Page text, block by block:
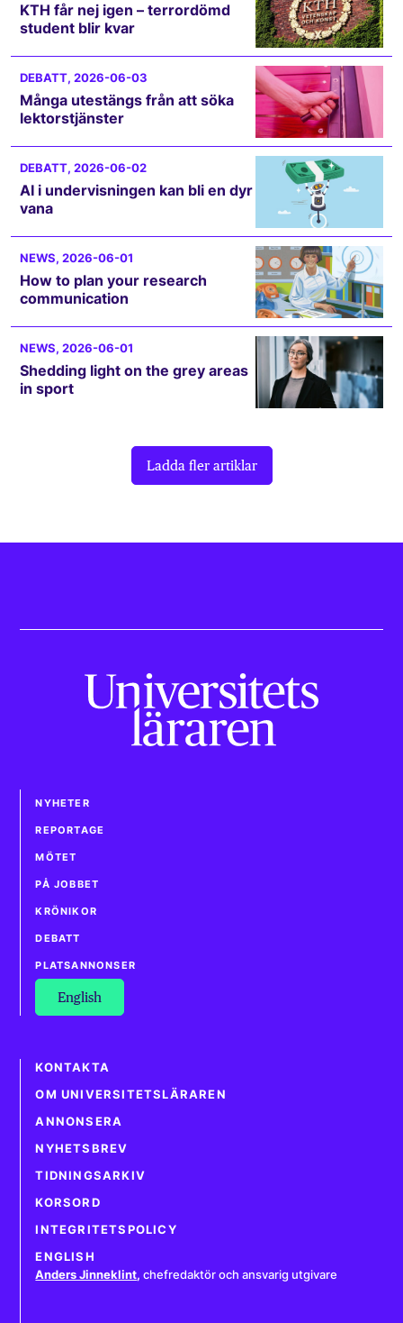
KTH får nej igen – terrordömd
student blir kvar
DEBATT, 2026-06-03
Många utestängs från att söka
lektorstjänster
DEBATT, 2026-06-02
AI i undervisningen kan bli en dyr
vana
NEWS, 2026-06-01
How to plan your research
communication
NEWS, 2026-06-01
Shedding light on the grey areas
in sport
Ladda fler artiklar
NYHETER
REPORTAGE
MÖTET
PÅ JOBBET
KRÖNIKOR
DEBATT
PLATSANNONSER
English
KONTAKTA
OM UNIVERSITETSLÄRAREN
ANNONSERA
NYHETSBREV
TIDNINGSARKIV
KORSORD
INTEGRITETSPOLICY
ENGLISH
Anders Jinneklint, chefredaktör och ansvarig utgivare